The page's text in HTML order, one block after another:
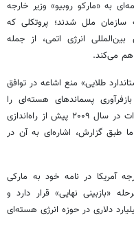
به «مارکو روبیو» وزیر خارجه
سازمان ملل شدند؛ پروتکلی که
انرژی اتمی، از جمله
می‌کند.
طلایی» منع اشاعه در توافق
پسماندهای هسته‌ای را
ممنوع می‌کند. این همان الگویی است که امارات در سال ۲۰۰۹ پیش از راه‌اندازی
طبق گزارش، اشاره‌ای به آن در
آمریکا در نامه خود به مارکی
«بازبینی نهایی» قرار دارد و
دلاری در حوزه انرژی هسته‌ای